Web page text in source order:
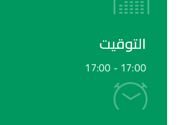
التوقيت
17:00 -
17:00